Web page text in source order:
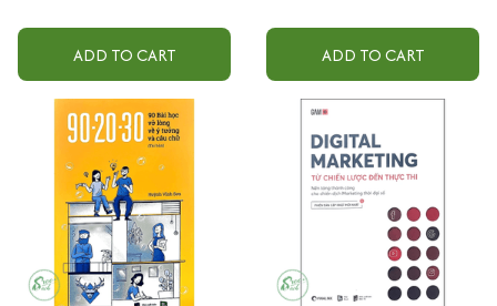
ADD TO CART ADD TO CART